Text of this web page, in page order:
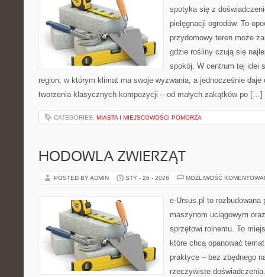
spotyka się z
pielęgnacji ogrodów. To
przydomowy teren może
gdzie rośliny czują się
spokój. W centrum tej idei
region, w którym klimat ma swoje wyzwania, a jednocześnie daje
tworzenia klasycznych kompozycji – od małych zakątków po […]
CATEGORIES: MIASTA I MIEJSCOWOŚCI POMORZA
HODOWLA ZWIERZĄT
POSTED BY ADMIN STY - 26 - 2026 MOŻLIWOŚĆ
e-Ursus.pl to rozbudowana
maszynom uciągowym
sprzętowi rolnemu. To
które chcą opanować
praktyce – bez zbędnego
rzeczywiste